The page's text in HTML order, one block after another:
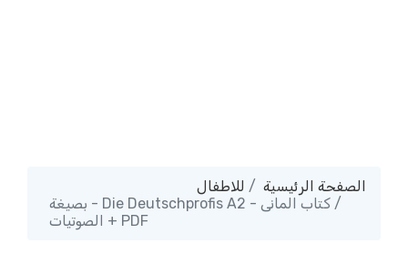
الصفحة الرئيسية
للاطفال
كتاب المانى - Die Deutschprofis A2 - بصيغة
PDF + الصوتيات